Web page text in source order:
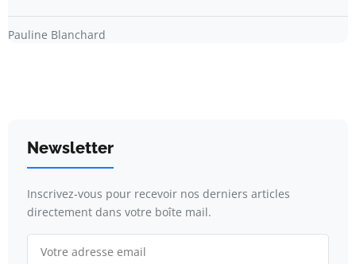
Pauline Blanchard
Newsletter
Inscrivez-vous pour recevoir nos derniers articles
directement dans votre boîte mail.